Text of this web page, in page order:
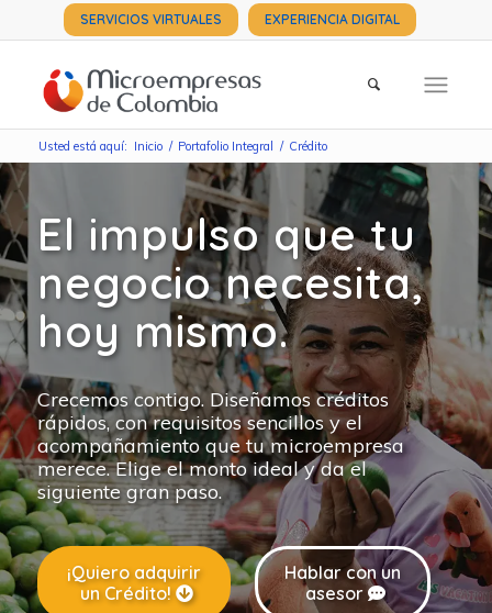
SERVICIOS VIRTUALES EXPERIENCIA DIGITAL
Usted está aquí: Inicio / Portafolio Integral / Crédito
El impulso que tu
negocio necesita,
hoy mismo.
Crecemos contigo. Diseñamos créditos
rápidos, con requisitos sencillos y el
acompañamiento que tu microempresa
merece. Elige el monto ideal y da el
siguiente gran paso.
¡Quiero adquirir
un Crédito!
Hablar con un
asesor